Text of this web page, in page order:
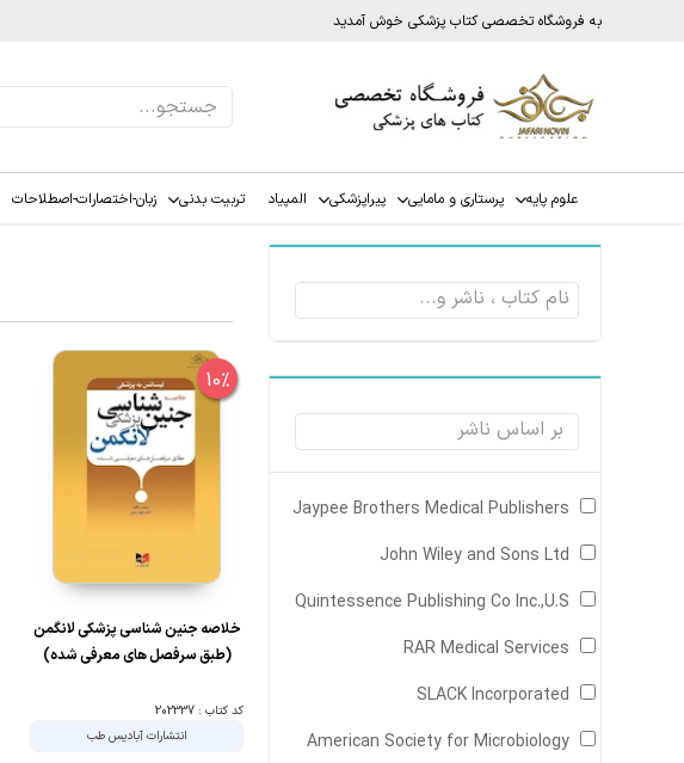
به فروشگاه تخصصی کتاب پزشکی خوش آمدید
علوم پایه پرستاری و مامایی پیراپزشکی المپیاد تربیت بدنی زبان-اختصارات-اصطلاحات
Jaypee Brothers Medical Publishers
John Wiley and Sons Ltd
Quintessence Publishing Co Inc.,U.S
RAR Medical Services
SLACK Incorporated
American Society for Microbiology
10%
خلاصه جنین شناسی پزشکی لانگمن
(طبق سرفصل های معرفی شده)
کد کتاب : 202337
انتشارات آبادیس طب